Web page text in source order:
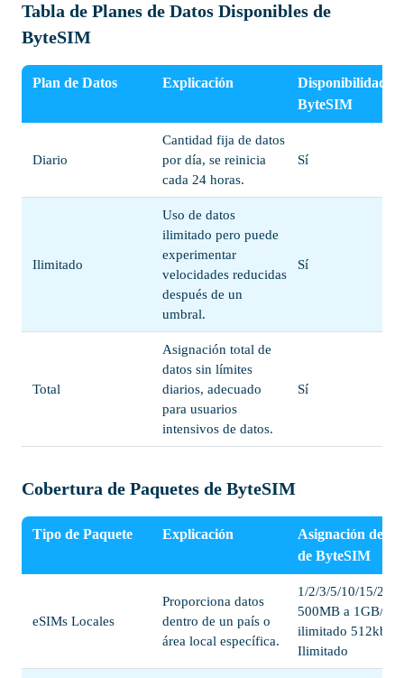
Tabla de Planes de Datos Disponibles de
ByteSIM
Plan de Datos Explicación
Disponibilidad de
ByteSIM
Diario
Cantidad fija de datos
por día, se reinicia
cada 24 horas.
Sí
Ilimitado
Uso de datos
ilimitado pero puede
experimentar
velocidades reducidas
después de un
umbral.
Sí
Total
Asignación total de
datos sin límites
diarios, adecuado
para usuarios
intensivos de datos.
Sí
Cobertura de Paquetes de ByteSIM
Tipo de Paquete Explicación
Asignación de
de ByteSIM
eSIMs Locales
Proporciona datos
dentro de un país o
área local específica.
1/2/3/5/10/15/20
500MB a 1GB/día
ilimitado 512kbps
Ilimitado